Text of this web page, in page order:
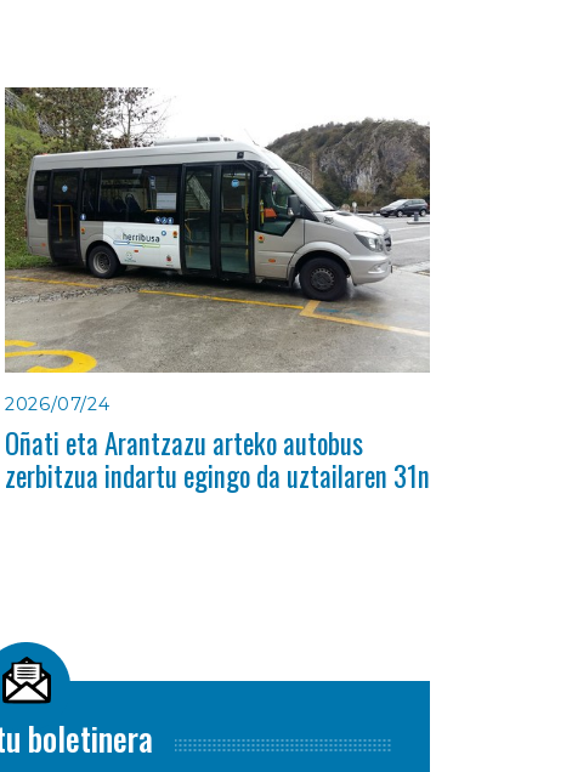
2026/07/24
Oñati eta Arantzazu arteko autobus
zerbitzua indartu egingo da uztailaren 31n
boletinera